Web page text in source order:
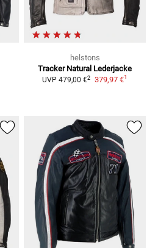
helstons
Tracker Natural Lederjacke
UVP 479,00 €2 379,97 €1